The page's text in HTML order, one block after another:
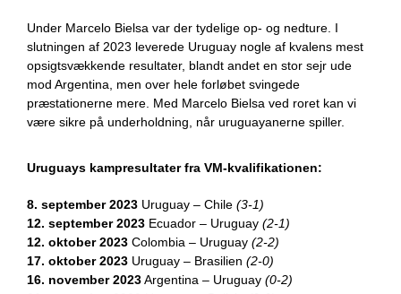
Under Marcelo Bielsa var der tydelige op- og nedture. I
slutningen af 2023 leverede Uruguay nogle af kvalens mest
opsigtsvækkende resultater, blandt andet en stor sejr ude
mod Argentina, men over hele forløbet svingede
præstationerne mere. Med Marcelo Bielsa ved roret kan vi
være sikre på underholdning, når uruguayanerne spiller.
Uruguays kampresultater fra VM-kvalifikationen:
8. september 2023Uruguay – Chile (3-1)
12. september 2023Ecuador – Uruguay (2-1)
12. oktober 2023Colombia – Uruguay (2-2)
17. oktober 2023Uruguay – Brasilien (2-0)
16. november 2023Argentina – Uruguay (0-2)